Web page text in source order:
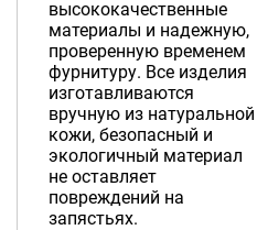
высококачественные
материалы и надежную,
проверенную временем
фурнитуру. Все изделия
изготавливаются
вручную из натуральной
кожи, безопасный и
экологичный материал
не оставляет
повреждений на
запястьях.